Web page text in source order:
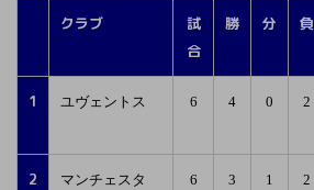
クラブ
試
合
勝 分 負
1 ユヴェントス 6 4 0 2
2
マンチェスタ
6 3 1 2